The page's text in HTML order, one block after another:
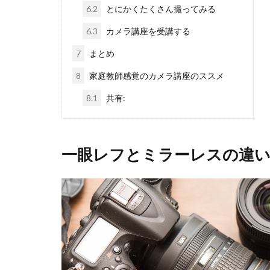
6.2 とにかくたくさん撮ってみる
6.3 カメラ講座を受講する
7 まとめ
8 家庭教師感覚のカメラ講座のススメ
8.1 共有:
一眼レフとミラーレスの違い